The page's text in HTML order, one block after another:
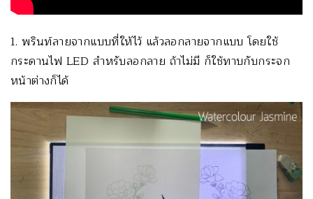
1. พรินท์ลายจากแบบที่ให้ไว้ แล้วลอกลายจากแบบ โดยใช้
กระดานไฟ LED สำหรับลอกลาย ถ้าไม่มี ก็ใช้ทาบกับกระจก
หน้าต่างก็ได้